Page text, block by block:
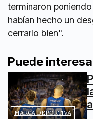
terminaron
habían hecho un
cerrarlo bien".
Puede
MARCA DEPORTIVA